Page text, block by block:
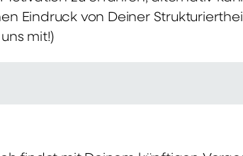
Eindruck von Deiner
mit!)